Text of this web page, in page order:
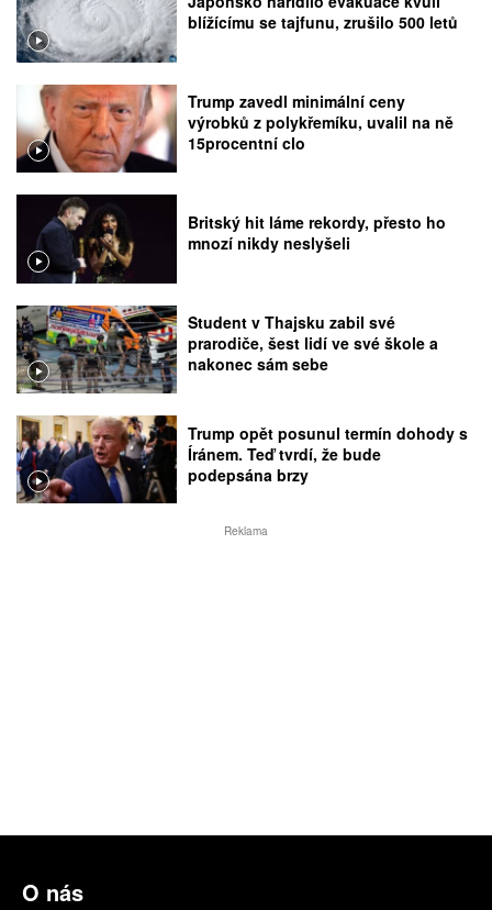
blížícímu se tajfunu, zrušilo 500 letů
Trump zavedl minimální ceny
výrobků z polykřemíku, uvalil na ně
15procentní clo
Britský hit láme rekordy, přesto ho
mnozí nikdy neslyšeli
Student v Thajsku zabil své
prarodiče, šest lidí ve své škole a
nakonec sám sebe
Trump opět posunul termín dohody s
Íránem. Teď tvrdí, že bude
podepsána brzy
Reklama
O nás